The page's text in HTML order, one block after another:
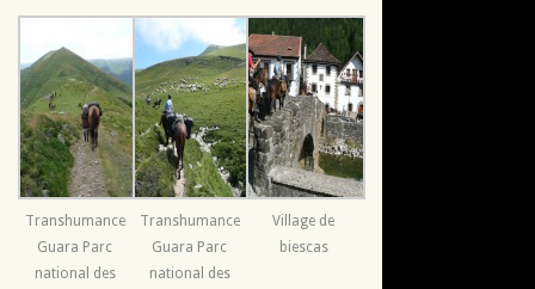
Transhumance
Guara Parc
national des
Transhumance
Guara Parc
national des
Village de
biescas